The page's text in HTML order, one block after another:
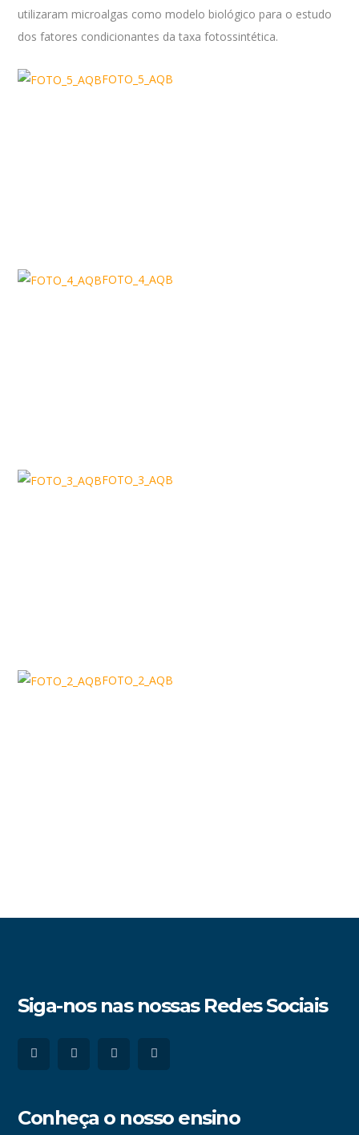
utilizaram microalgas como modelo biológico para o estudo
dos fatores condicionantes da taxa fotossintética.
FOTO_5_AQB
FOTO_4_AQB
FOTO_3_AQB
FOTO_2_AQB
Siga-nos nas nossas Redes Sociais
Conheça o nosso ensino